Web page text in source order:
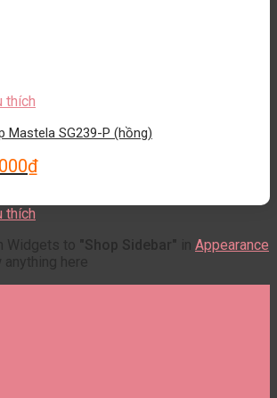
thích
Mastela SG239-P (hồng)
₫
thích
Widgets to
"Shop Sidebar"
Appearance
anything here